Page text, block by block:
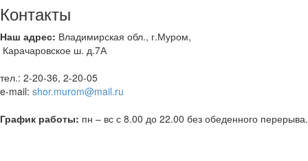
Контакты
Наш адрес: Владимирская обл., г.Муром,
Карачаровское ш. д.7А
тел.: 2-20-36, 2-20-05
e-mail: shor.murom@mail.ru
График работы: пн – вс с 8.00 до 22.00 без обеденного перерыва.